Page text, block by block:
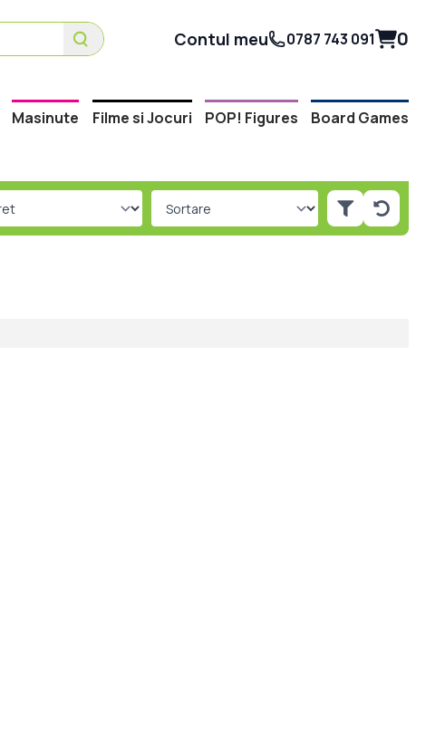
Contul meu 0787 743 091 0
Masinute Filme si Jocuri POP! Figures Board Games